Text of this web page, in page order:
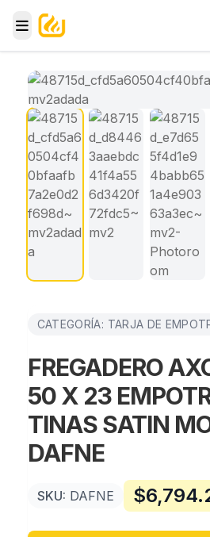
CATEGORÍA: TARJA DE
FREGADERO
50 X 23
TINAS SATIN
DAFNE
SKU: DAFNE $